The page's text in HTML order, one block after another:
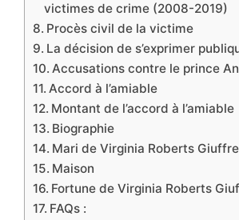
victimes de crime (2008-2019)
Procès civil de la victime
La décision de s’exprimer
Accusations contre le prince
Accord à l’amiable
Montant de l’accord à l’amiable
Biographie
Mari de Virginia Roberts Giuffre
Maison
Fortune de Virginia Roberts
FAQs :